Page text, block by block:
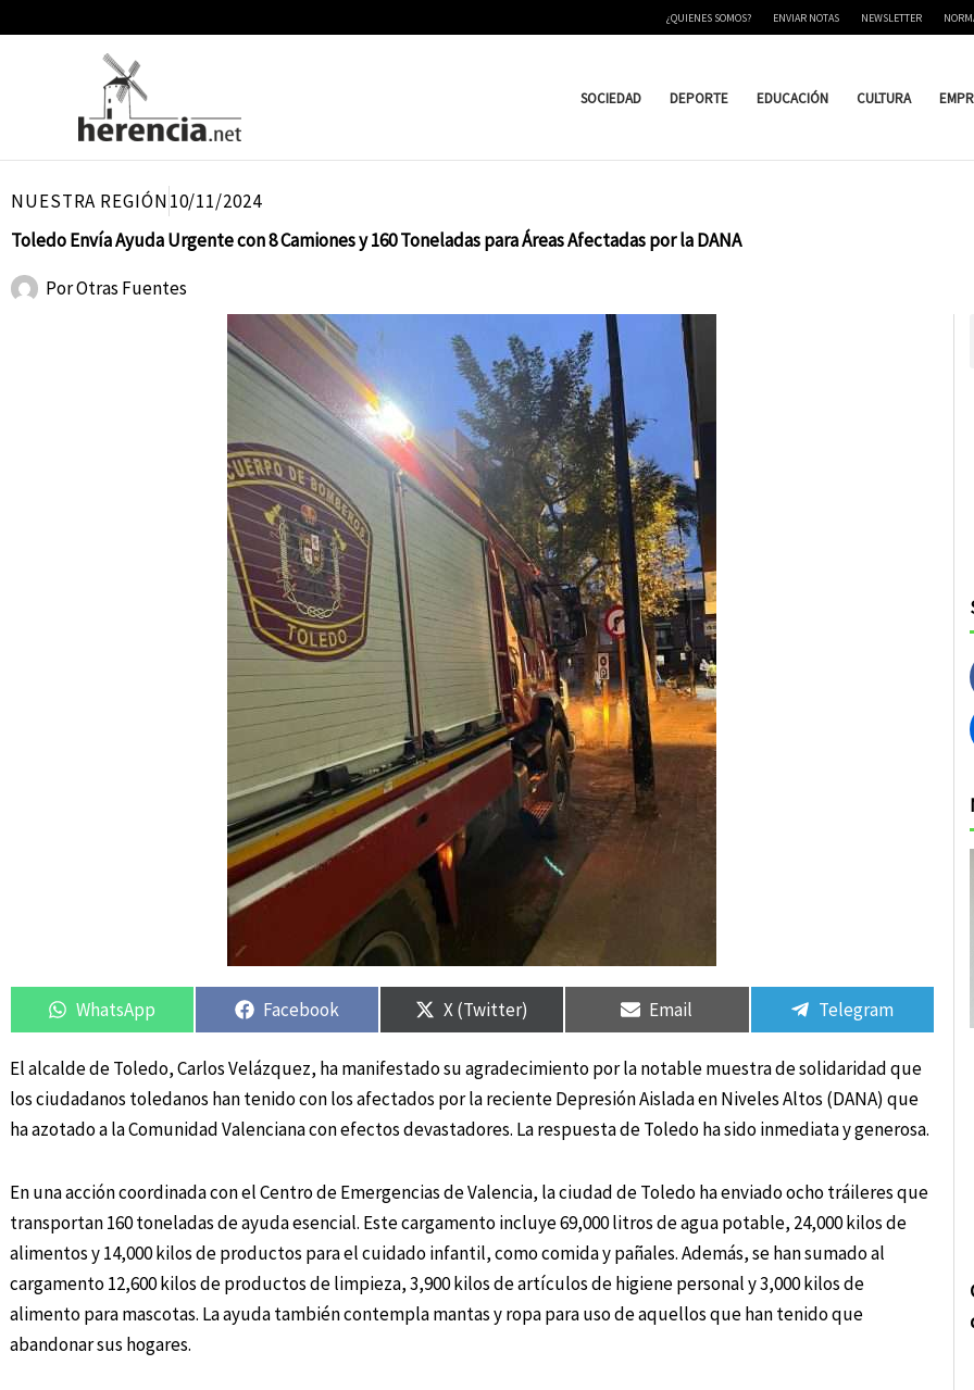
¿QUIENES SOMOS? ENVIAR NOTAS NEWSLETTER
SOCIEDAD DEPORTE EDUCACIÓN CULTURA
NUESTRA REGIÓN10/11/2024
Toledo Envía Ayuda Urgente con 8 Camiones y 160 Toneladas para Áreas Afectadas por la DANA
PorOtras Fuentes
en
WhatsApp
Compartir
en
Facebook
Compartir
en
X (Twitter)
Compartir
en
Email
en
Telegram
El alcalde de Toledo, Carlos Velázquez, ha manifestado su agradecimiento por la notable muestra de solidaridad que
los ciudadanos toledanos han tenido con los afectados por la reciente Depresión Aislada en Niveles Altos (DANA) que
ha azotado a la Comunidad Valenciana con efectos devastadores. La respuesta de Toledo ha sido inmediata y generosa.
En una acción coordinada con el Centro de Emergencias de Valencia, la ciudad de Toledo ha enviado ocho tráileres que
transportan 160 toneladas de ayuda esencial. Este cargamento incluye 69,000 litros de agua potable, 24,000 kilos de
alimentos y 14,000 kilos de productos para el cuidado infantil, como comida y pañales. Además, se han sumado al
cargamento 12,600 kilos de productos de limpieza, 3,900 kilos de artículos de higiene personal y 3,000 kilos de
alimento para mascotas. La ayuda también contempla mantas y ropa para uso de aquellos que han tenido que
abandonar sus hogares.
en
Compartir
en
Compartir
en
Compartir
en en